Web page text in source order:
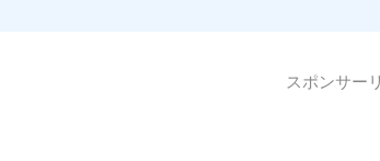
スポンサー